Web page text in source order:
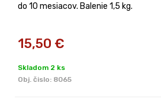
do 10 mesiacov. Balenie 1,5 kg.
15,50 €
Skladom 2 ks
Obj. čislo: 8065